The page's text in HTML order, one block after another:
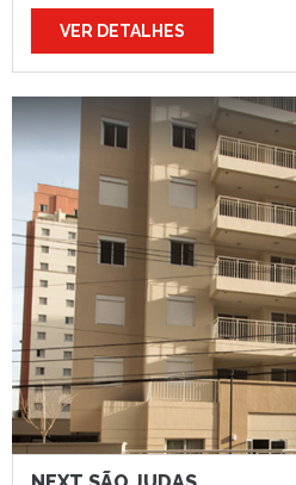
VER DETALHES